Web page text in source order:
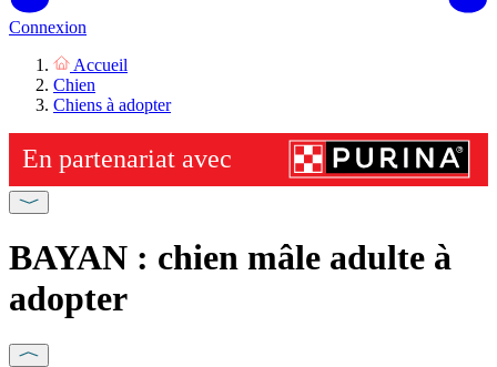
Connexion
Accueil
Chien
Chiens à adopter
BAYAN : chien mâle adulte à
adopter